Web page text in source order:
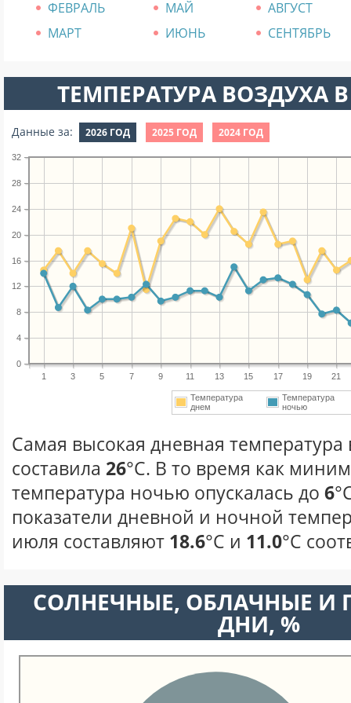
ФЕВРАЛЬ
МАЙ
АВГУСТ
МАРТ
ИЮНЬ СЕНТЯБРЬ
ТЕМПЕРАТУРА ВОЗДУХА
Данные за: 2026 ГОД 2025 ГОД 2024 ГОД
1 3 5 7 9 11 13 15 17 19 21
0
4
8
12
16
20
24
28
32
Температура
днем
Температура
ночью
Самая высокая дневная температура
составила 26°С. В то время как
температура ночью опускалась до 6
показатели дневной и ночной
июля составляют 18.6°С и 11.0°С
CОЛНЕЧНЫЕ, ОБЛАЧНЫЕ И
ДНИ, %